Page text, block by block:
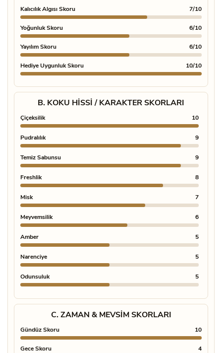
Kalıcılık Algısı Skoru 7/10
Yoğunluk Skoru 6/10
Yayılım Skoru 6/10
Hediye Uygunluk Skoru 10/10
B. KOKU HISSI / KARAKTER SKORLARI
Çiçeksilik 10
Pudralılık 9
Temiz Sabunsu 9
Freshlik 8
Misk 7
Meyvemsilik 6
Amber 5
Narenciye 5
Odunsuluk 5
C. ZAMAN & MEVSIM SKORLARI
Gündüz Skoru 10
Gece Skoru 4